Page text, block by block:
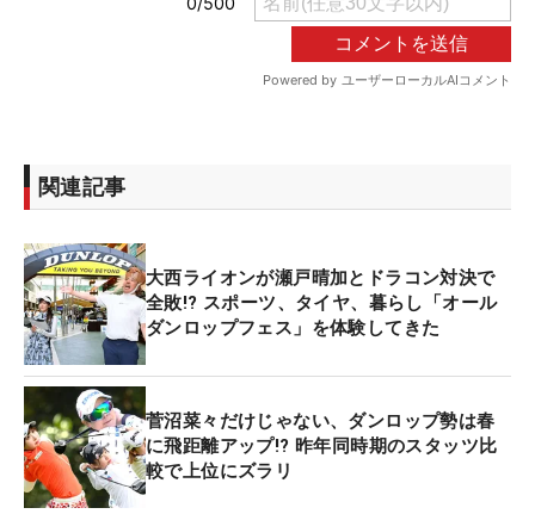
関連記事
大西ライオンが瀬戸晴加とドラコン対決で
全敗!? スポーツ、タイヤ、暮らし「オール
ダンロップフェス」を体験してきた
菅沼菜々だけじゃない、ダンロップ勢は春
に飛距離アップ!? 昨年同時期のスタッツ比
較で上位にズラリ